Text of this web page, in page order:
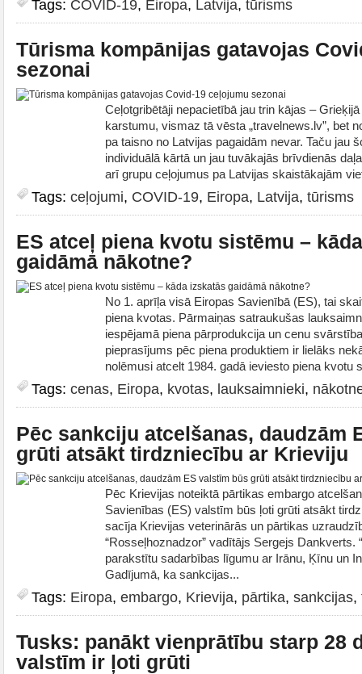
Tags: COVID-19, Eiropa, Latvija, tūrisms
Tūrisma kompānijas gatavojas
sezonai
Ceļotgribētāji nepacietībā jau trin kājas –
karstumu, vismaz tā vēsta „travelnews.lv”, bet
pa taisno no Latvijas pagaidām nevar. Taču jau
individuālā kārtā un jau tuvākajās brīvdienās
arī grupu ceļojumus pa Latvijas skaistākajām
Tags: ceļojumi, COVID-19, Eiropa, Latvija, tūrisms
ES atceļ piena kvotu sistēmu –
gaidāmā nākotne?
No 1. aprīļa visā Eiropas Savienībā (ES), tai
piena kvotas. Pārmaiņas satraukušas
iespējamā piena pārprodukcija un cenu
pieprasījums pēc piena produktiem ir lielāks
nolēmusi atcelt 1984. gadā ieviesto piena kvotu
Tags: cenas, Eiropa, kvotas, lauksaimnieki,
Pēc sankciju atcelšanas, daudzām
grūti atsākt tirdzniecību ar Krieviju
Pēc Krievijas noteiktā pārtikas embargo
Savienības (ES) valstīm būs ļoti grūti atsākt
sacīja Krievijas veterinārās un pārtikas
“Rosseļhoznadzor” vadītājs Sergejs Dankverts.
parakstītu sadarbības līgumu ar Irānu, Ķīnu un
Gadījumā, ka sankcijas...
Tags: Eiropa, embargo, Krievija, pārtika, sankcijas,
Tusks: panākt vienprātību starp 28
valstīm ir ļoti grūti